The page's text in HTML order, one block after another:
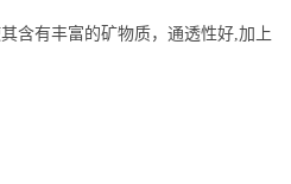
含有丰富的矿物质，通透性好,加上